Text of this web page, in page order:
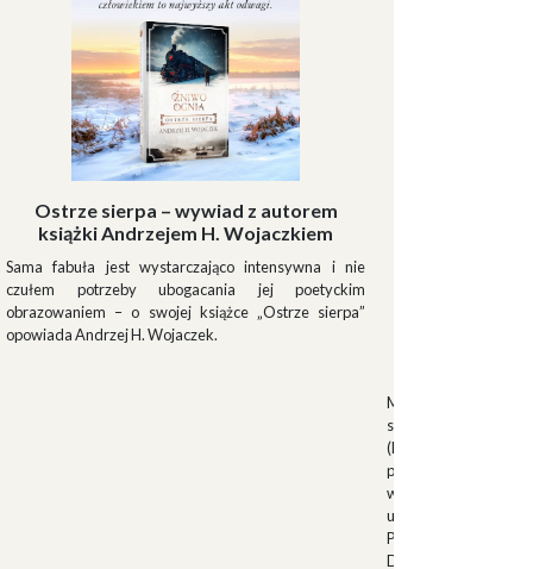
Ostrze sierpa – wywiad z autorem
książki Andrzejem H. Wojaczkiem
Sama fabuła jest wystarczająco intensywna i nie
czułem potrzeby ubogacania jej poetyckim
obrazowaniem – o swojej książce „Ostrze sierpa”
opowiada Andrzej H. Wojaczek.
Muszkieterowie
stanowili elitarną
(Milizia Volontaria
pełniącą rolę
w latach 1923-
uroczystościach
Palazzo Venezia w
Duce.